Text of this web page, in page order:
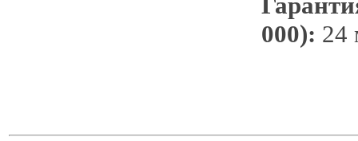
000): 24